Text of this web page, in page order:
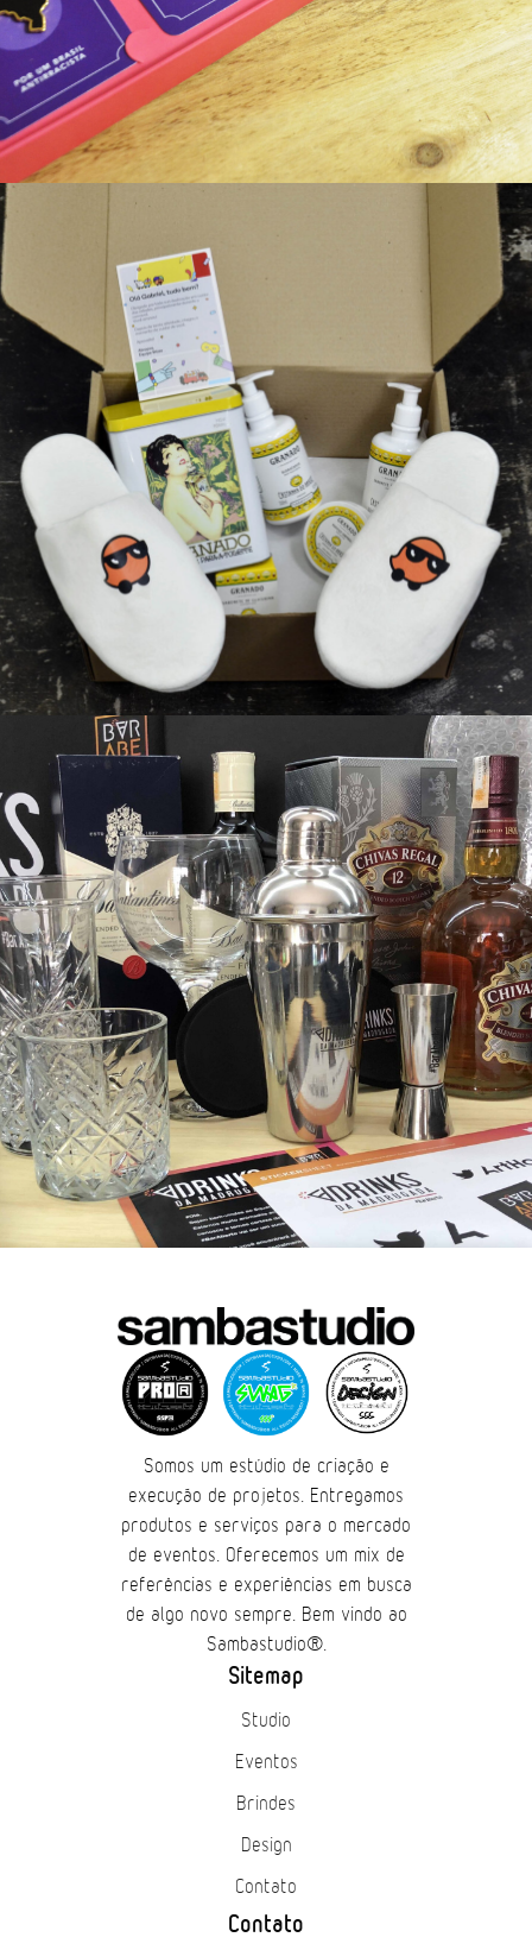
Somos um estúdio de criação e
execução de projetos. Entregamos
produtos e serviços para o mercado
de eventos. Oferecemos um mix de
referências e experiências em busca
de algo novo sempre. Bem vindo ao
Sambastudio®.
Sitemap
Studio
Eventos
Brindes
Design
Contato
Contato